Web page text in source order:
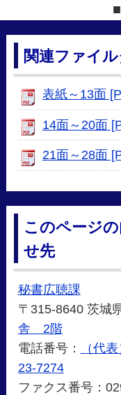
関連ファイ
表紙～13面
14面～20面
21面～28面
このページ
せ先
秘書広聴課
〒315-8640 茨城
舎 2階
電話番号：
（代
23-7274
ファクス番号：